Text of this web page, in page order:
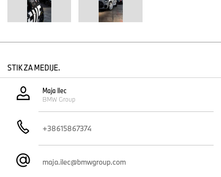
STIK ZA MEDIJE.
Maja Ilec
BMW Group
+38615867374
maja.ilec@bmwgroup.com